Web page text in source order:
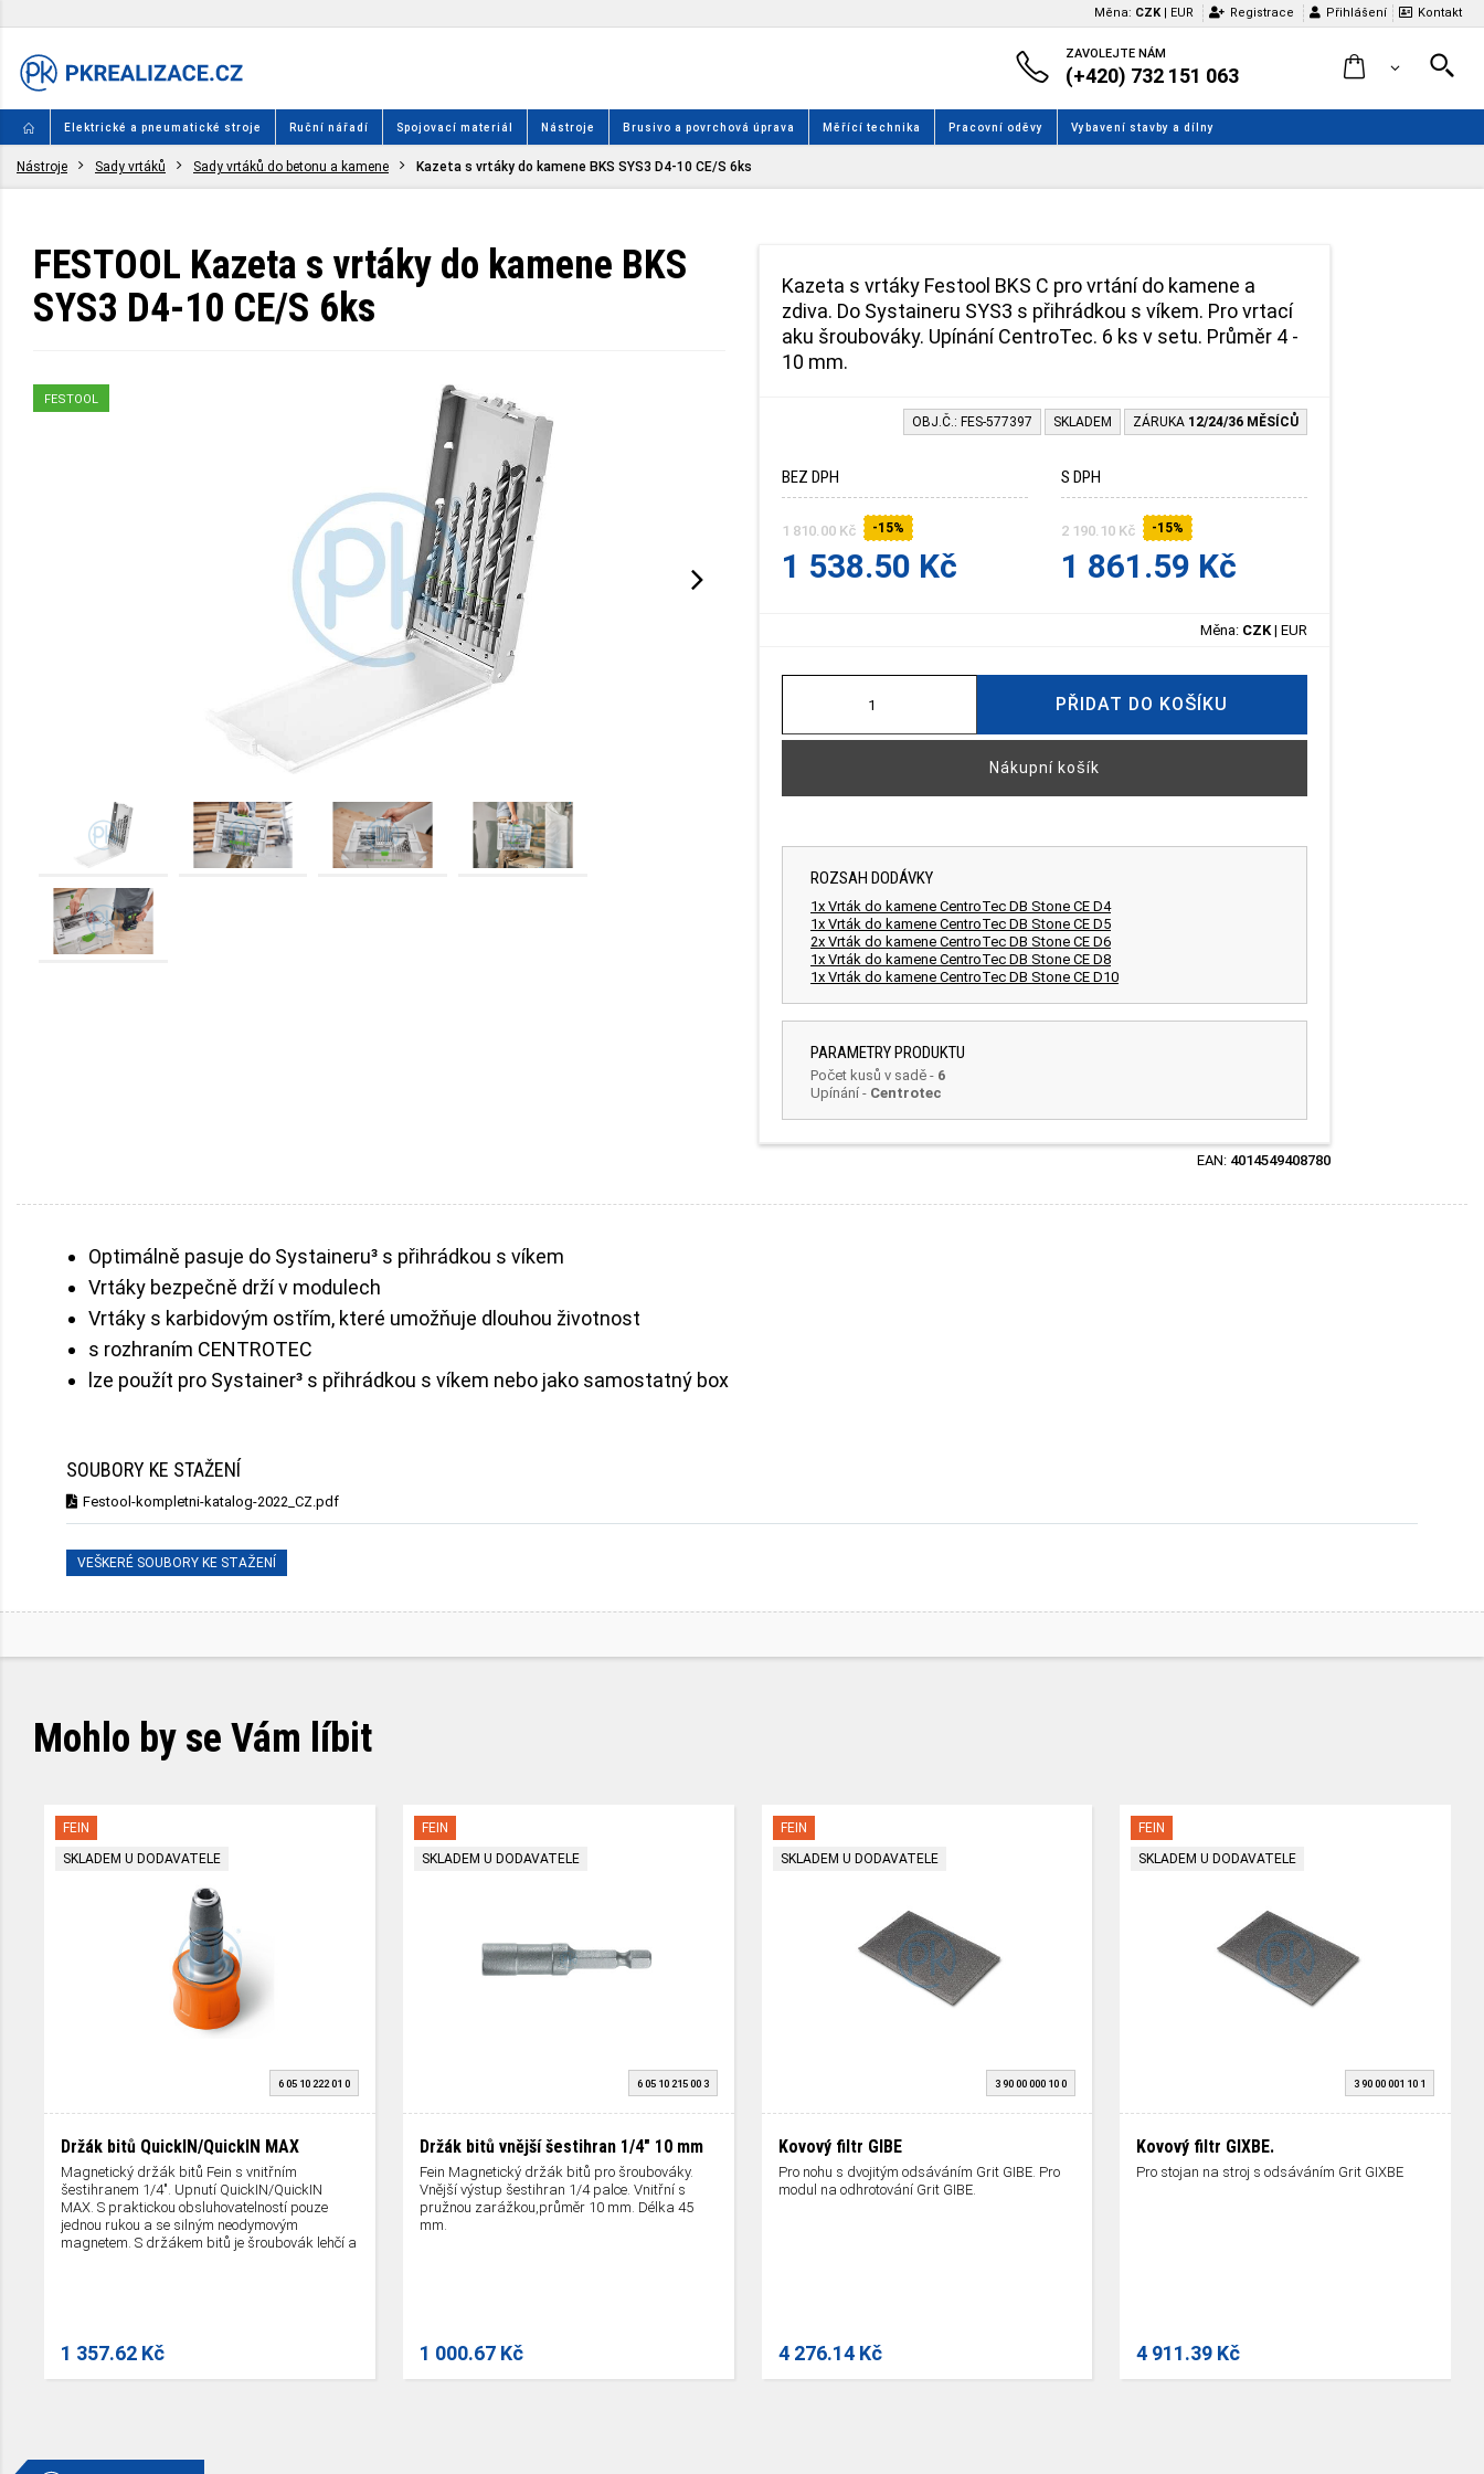
Měna: CZK | EUR Registrace Přihlášení Kontakt
ZAVOLEJTE NÁM
(+420) 732 151 063
Elektrické a pneumatické stroje Ruční nářadí Spojovací materiál Nástroje Brusivo a povrchová úprava Měřící technika Pracovní oděvy Vybavení stavby a dílny
Nástroje Sady vrtáků Sady vrtáků do betonu a kamene Kazeta s vrtáky do kamene BKS SYS3 D4-10 CE/S 6ks
FESTOOL Kazeta s vrtáky do kamene BKS
SYS3 D4-10 CE/S 6ks
FESTOOL
Kazeta s vrtáky Festool BKS C pro vrtání do kamene a
zdiva. Do Systaineru SYS3 s přihrádkou s víkem. Pro vrtací
aku šroubováky. Upínání CentroTec. 6 ks v setu. Průměr 4 -
10 mm.
OBJ.Č.: FES-577397 SKLADEM ZÁRUKA 12/24/36 MĚSÍCŮ
BEZ DPH
1 810.00 Kč -15%
1 538.50 Kč
S DPH
2 190.10 Kč -15%
1 861.59 Kč
Měna: CZK| EUR
PŘIDAT DO KOŠÍKU
Nákupní košík
ROZSAH DODÁVKY
1x Vrták do kamene CentroTec DB Stone CE D4
1x Vrták do kamene CentroTec DB Stone CE D5
2x Vrták do kamene CentroTec DB Stone CE D6
1x Vrták do kamene CentroTec DB Stone CE D8
1x Vrták do kamene CentroTec DB Stone CE D10
PARAMETRY PRODUKTU
Počet kusů v sadě - 6
Upínání - Centrotec
EAN: 4014549408780
Optimálně pasuje do Systaineru³ s přihrádkou s víkem
Vrtáky bezpečně drží v modulech
Vrtáky s karbidovým ostřím, které umožňuje dlouhou životnost
s rozhraním CENTROTEC
lze použít pro Systainer³ s přihrádkou s víkem nebo jako samostatný box
SOUBORY KE STAŽENÍ
Festool-kompletni-katalog-2022_CZ.pdf
VEŠKERÉ SOUBORY KE STAŽENÍ
Mohlo by se Vám líbit
SKLADEM U DODAVATELE
FEIN
6 05 10 222 01 0
Držák bitů QuickIN/QuickIN MAX
Magnetický držák bitů Fein s vnitřním
šestihranem 1/4". Upnutí QuickIN/QuickIN
MAX. S praktickou obsluhovatelností pouze
jednou rukou a se silným neodymovým
magnetem. S držákem bitů je šroubovák lehčí a
1 357.62 Kč
SKLADEM U DODAVATELE
FEIN
6 05 10 215 00 3
Držák bitů vnější šestihran 1/4" 10 mm
Fein Magnetický držák bitů pro šroubováky.
Vnější výstup šestihran 1/4 palce. Vnitřní s
pružnou zarážkou,průměr 10 mm. Délka 45
mm.
1 000.67 Kč
SKLADEM U DODAVATELE
FEIN
3 90 00 000 10 0
Kovový filtr GIBE
Pro nohu s dvojitým odsáváním Grit GIBE. Pro
modul na odhrotování Grit GIBE.
4 276.14 Kč
SKLADEM U DODAVATELE
FEIN
3 90 00 001 10 1
Kovový filtr GIXBE.
Pro stojan na stroj s odsáváním Grit GIXBE
4 911.39 Kč